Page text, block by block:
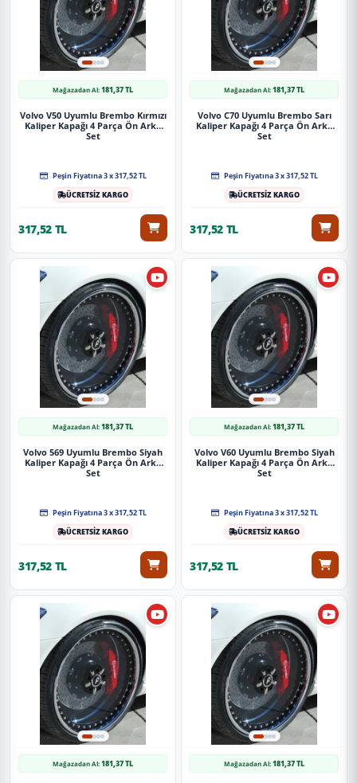
Mağazadan Al:181,37 TL
Volvo V50 Uyumlu Brembo Kırmızı
Kaliper Kapağı 4 Parça Ön Arka
Set
Peşin Fiyatına 3 x 317,52 TL
ÜCRETSİZ KARGO
317,52 TL
Mağazadan Al:181,37 TL
Volvo C70 Uyumlu Brembo Sarı
Kaliper Kapağı 4 Parça Ön Arka
Set
Peşin Fiyatına 3 x 317,52 TL
ÜCRETSİZ KARGO
317,52 TL
Mağazadan Al:181,37 TL
Volvo 569 Uyumlu Brembo Siyah
Kaliper Kapağı 4 Parça Ön Arka
Set
Peşin Fiyatına 3 x 317,52 TL
ÜCRETSİZ KARGO
317,52 TL
Mağazadan Al:181,37 TL
Volvo V60 Uyumlu Brembo Siyah
Kaliper Kapağı 4 Parça Ön Arka
Set
Peşin Fiyatına 3 x 317,52 TL
ÜCRETSİZ KARGO
317,52 TL
Mağazadan Al:181,37 TL Mağazadan Al:181,37 TL